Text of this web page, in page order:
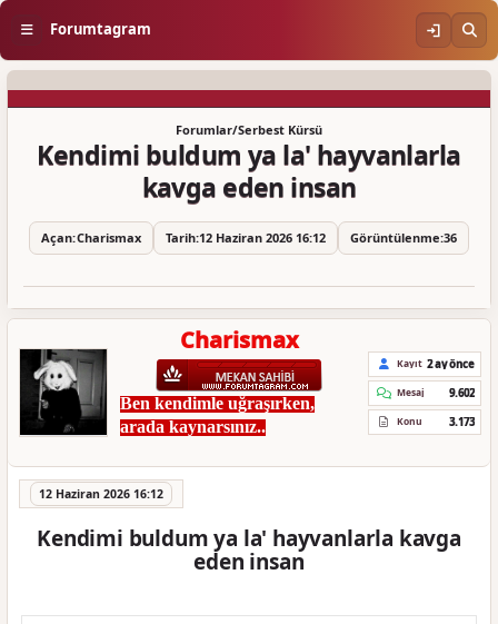
Forumtagram
Forumlar/Serbest Kürsü
Kendimi buldum ya la' hayvanlarla
kavga eden insan
Açan:Charismax Tarih:12 Haziran 2026 16:12 Görüntülenme:36
Charismax
Ben kendimle uğraşırken,
arada kaynarsınız..
Kayıt 2 ay önce
Mesaj 9.602
Konu 3.173
12 Haziran 2026 16:12
Kendimi buldum ya la' hayvanlarla kavga
eden insan